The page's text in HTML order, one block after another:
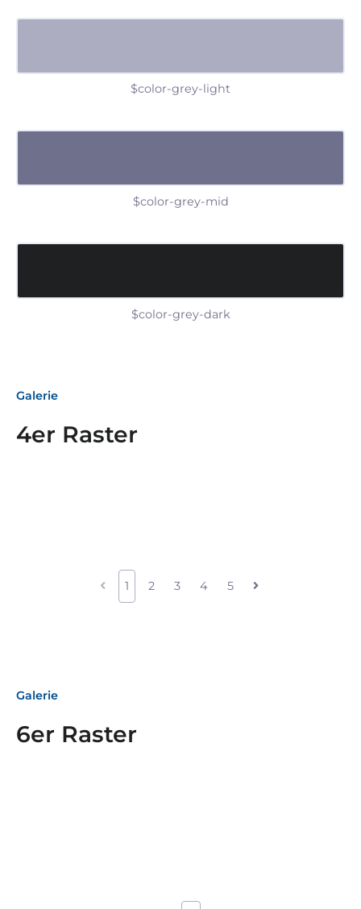
$color-grey-light
$color-grey-mid
$color-grey-dark
Galerie
4er Raster
1 2 3 4 5
Galerie
6er Raster